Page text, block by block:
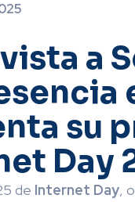
a
su
Day
de Internet Day,